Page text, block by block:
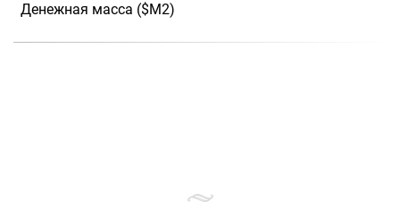
Денежная масса ($М2)